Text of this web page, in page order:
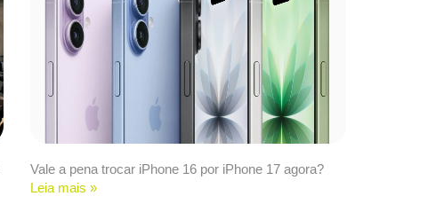
Vale a pena trocar iPhone 16 por iPhone 17 agora?
Leia mais »